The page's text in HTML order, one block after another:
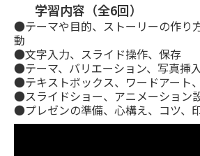
学習内容（全6回）
●テーマや目的、ストーリーの作り
動
●文字入力、スライド操作、保存
●テーマ、バリエーション、写真挿
●テキストボックス、ワードアート
●スライドショー、アニメーション
●プレゼンの準備、心構え、コツ、